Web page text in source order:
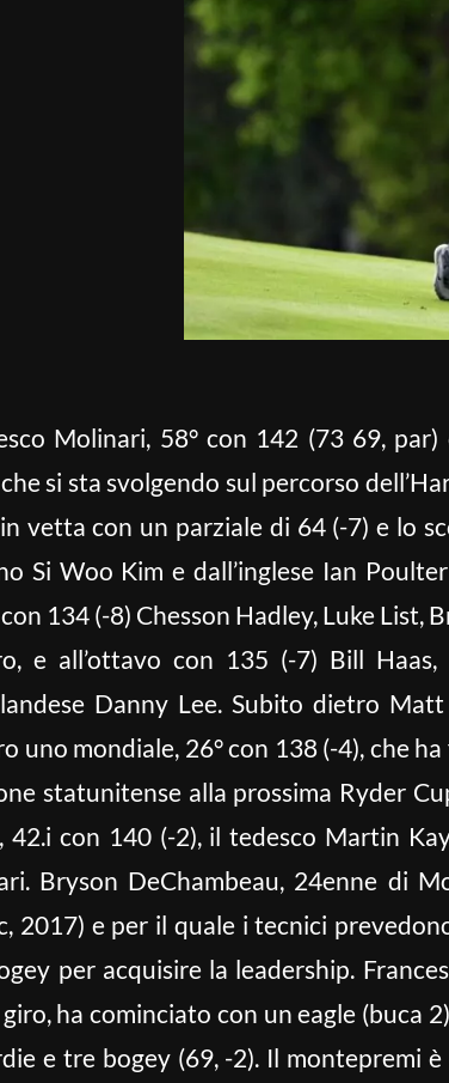
Molinari, 58° con 142 (73 69,
si sta svolgendo sul percorso
vetta con un parziale di 64 (-7) e lo
Si Woo Kim e dall’inglese Ian
134 (-8) Chesson Hadley, Luke List,
e all’ottavo con 135 (-7) Bill
Danny Lee. Subito dietro
uno mondiale, 26° con 138 (-4), che
statunitense alla prossima Ryder
42.i con 140 (-2), il tedesco Martin
Bryson DeChambeau, 24enne di
2017) e per il quale i tecnici
per acquisire la leadership.
ha cominciato con un eagle (buca
e tre bogey (69, -2). Il montepremi